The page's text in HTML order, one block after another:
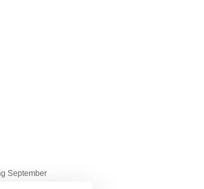
September